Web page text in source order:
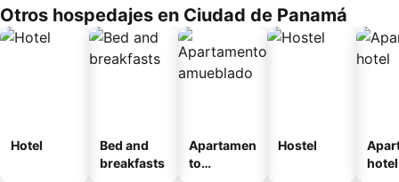
Otros hospedajes en Ciudad de Panamá
Hotel
Bed and
breakfasts
Apartamen
to
Hostel
hotel